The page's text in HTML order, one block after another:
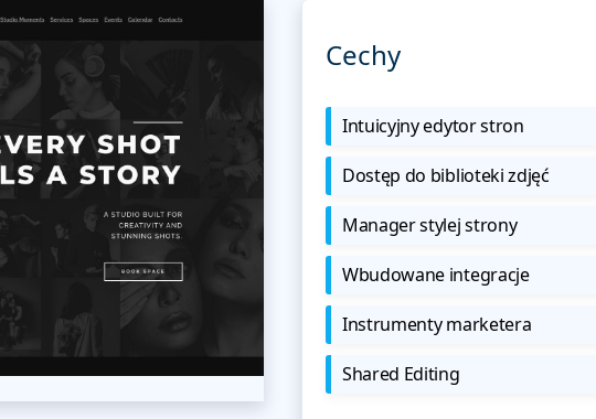
Cechy
Intuicyjny edytor stron
Dostęp do biblioteki zdjęć
Manager stylej strony
Wbudowane integracje
Instrumenty marketera
Shared Editing